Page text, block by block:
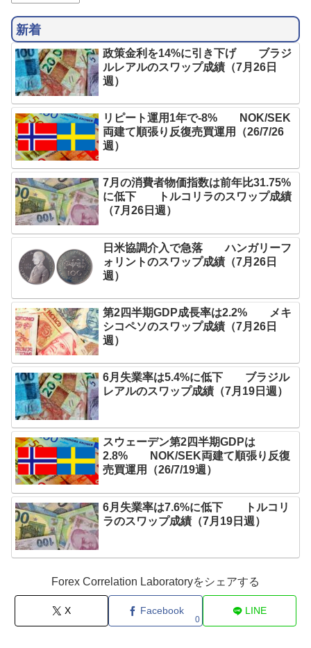
新着
政策金利を14%に引き下げ ブラジ
ルレアルのスワップ成績（7月26日
週）
リピート運用1年で-8% NOK/SEK
両建て順張り反復売買運用（26/7/26
週）
7月の消費者物価指数は前年比31.75%
に低下 トルコリラのスワップ成績
（7月26日週）
日米協調介入で急落 ハンガリーフ
ォリントのスワップ成績（7月26日
週）
第2四半期GDP成長率は2.2% メキ
シコペソのスワップ成績（7月26日
週）
6月失業率は5.4%に低下 ブラジル
レアルのスワップ成績（7月19日週）
スウェーデン第2四半期GDPは
2.8% NOK/SEK両建て順張り反復
売買運用（26/7/19週）
6月失業率は7.6%に低下 トルコリ
ラのスワップ成績（7月19日週）
Forex Correlation Laboratoryをシェアする
X Facebook
0
LINE